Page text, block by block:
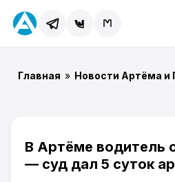
Главная » Новости Артёма и
В Артёме водитель
— суд дал 5 суток